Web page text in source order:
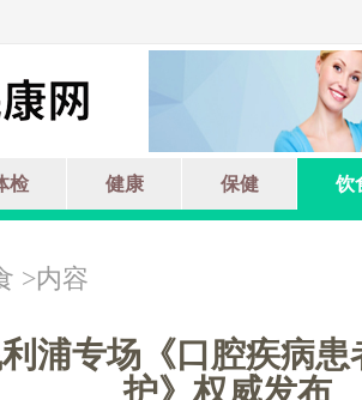
检 健康 保健 饮
>内容
浦专场《口腔疾病
护》权威发布